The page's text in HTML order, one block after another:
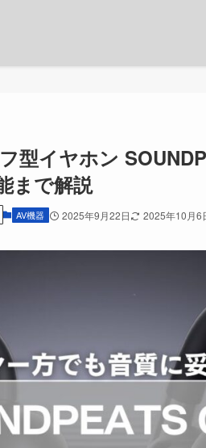
型イヤホン
まで解説
AV機器 2025年9月22日 2025年10月6